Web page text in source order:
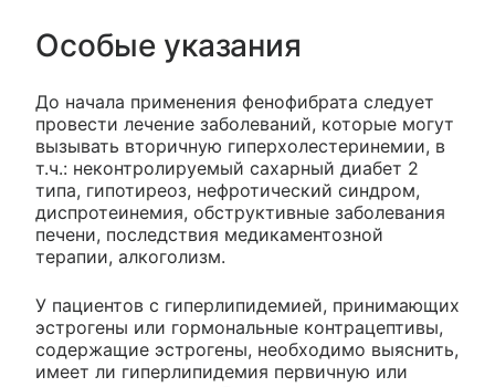
Особые указания
До начала применения фенофибрата следует
провести лечение заболеваний, которые могут
вызывать вторичную гиперхолестеринемии, в
т.ч.: неконтролируемый сахарный диабет 2
типа, гипотиреоз, нефротический синдром,
диспротеинемия, обструктивные заболевания
печени, последствия медикаментозной
терапии, алкоголизм.
У пациентов с гиперлипидемией, принимающих
эстрогены или гормональные контрацептивы,
содержащие эстрогены, необходимо выяснить,
имеет ли гиперлипидемия первичную или